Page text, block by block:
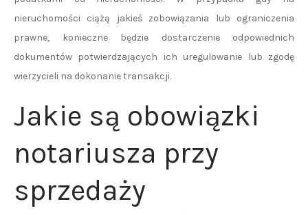
nieruchomości ciążą jakieś zobowiązania lub ograniczenia
prawne, konieczne będzie dostarczenie odpowiednich
dokumentów potwierdzających ich uregulowanie lub zgodę
wierzycieli na dokonanie transakcji.
Jakie są obowiązki
notariusza przy
sprzedaży